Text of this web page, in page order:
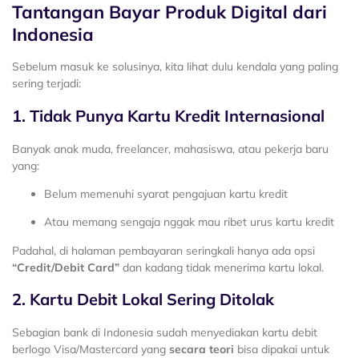
Tantangan Bayar Produk Digital dari
Indonesia
Sebelum masuk ke solusinya, kita lihat dulu kendala yang paling
sering terjadi:
1. Tidak Punya Kartu Kredit Internasional
Banyak anak muda, freelancer, mahasiswa, atau pekerja baru
yang:
Belum memenuhi syarat pengajuan kartu kredit
Atau memang sengaja nggak mau ribet urus kartu kredit
Padahal, di halaman pembayaran seringkali hanya ada opsi
“Credit/Debit Card” dan kadang tidak menerima kartu lokal.
2. Kartu Debit Lokal Sering Ditolak
Sebagian bank di Indonesia sudah menyediakan kartu debit
berlogo Visa/Mastercard yang secara teori bisa dipakai untuk